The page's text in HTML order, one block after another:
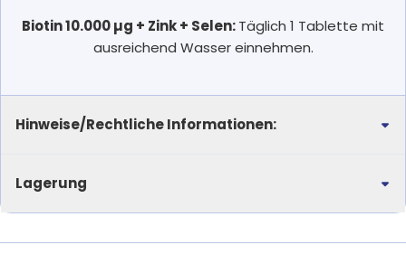
Biotin 10.000 µg + Zink + Selen:Täglich 1 Tablette mit
ausreichend Wasser einnehmen.
Hinweise/Rechtliche Informationen:
Lagerung